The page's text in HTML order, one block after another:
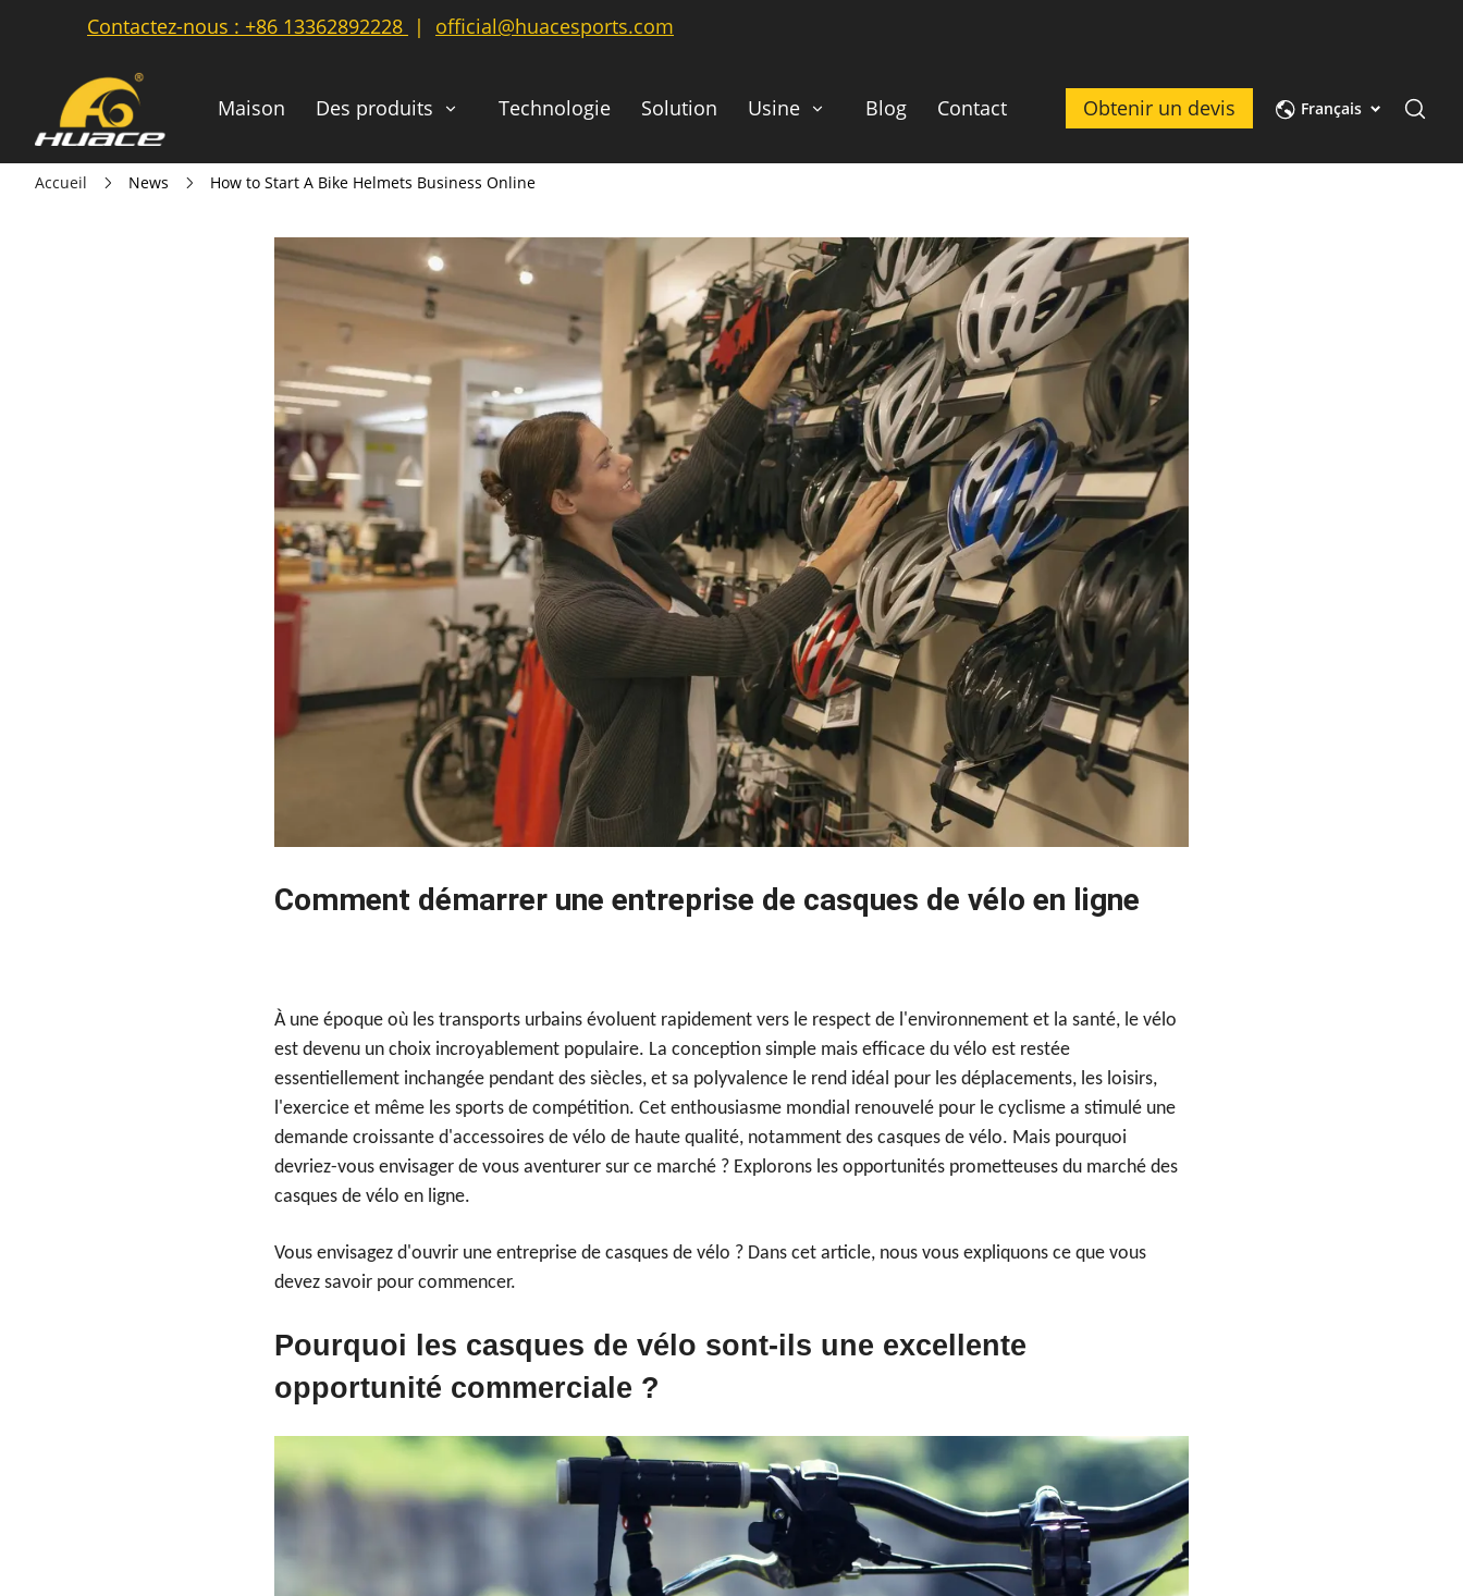
Contactez-nous : +86 13362892228 | official@huacesports.com
Maison Des produits Technologie Solution Usine Blog Contact Obtenir un devis Français
Accueil News How to Start A Bike Helmets Business Online
Comment démarrer une entreprise de casques de vélo en ligne
À une époque où les transports urbains évoluent rapidement vers le respect de l'environnement et la santé, le vélo
est devenu un choix incroyablement populaire. La conception simple mais efficace du vélo est restée
essentiellement inchangée pendant des siècles, et sa polyvalence le rend idéal pour les déplacements, les loisirs,
l'exercice et même les sports de compétition. Cet enthousiasme mondial renouvelé pour le cyclisme a stimulé une
demande croissante d'accessoires de vélo de haute qualité, notamment des casques de vélo. Mais pourquoi
devriez-vous envisager de vous aventurer sur ce marché ? Explorons les opportunités prometteuses du marché des
casques de vélo en ligne.
Vous envisagez d'ouvrir une entreprise de casques de vélo ? Dans cet article, nous vous expliquons ce que vous
devez savoir pour commencer.
Pourquoi les casques de vélo sont-ils une excellente
opportunité commerciale ?